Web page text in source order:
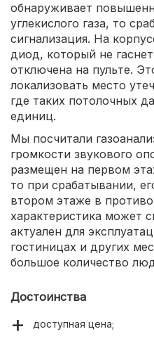
обнаруживает
углекислого газа, то
сигнализация. На
диод, который не
отключена на пульте.
локализовать место
где таких потолочных
единиц.
Мы посчитали
громкости звукового
размещен на первом
то при срабатывании,
втором этаже в
характеристика может
актуален для
гостиницах и других
большое количество
Достоинства
доступная цена;